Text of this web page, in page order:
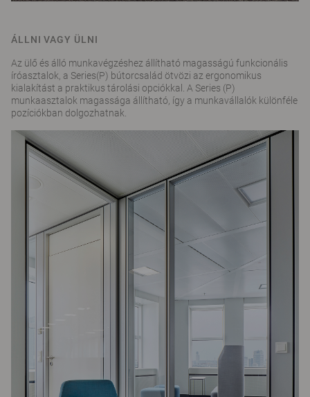
ÁLLNI VAGY ÜLNI
Az ülő és álló munkavégzéshez állítható magasságú funkcionális
íróasztalok, a Series(P) bútorcsalád ötvözi az ergonomikus
kialakítást a praktikus tárolási opciókkal. A Series (P)
munkaasztalok magassága állítható, így a munkavállalók különféle
pozíciókban dolgozhatnak.